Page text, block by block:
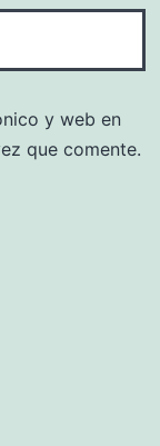
y web en
que comente.